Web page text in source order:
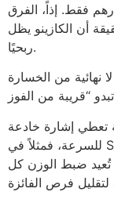
عائد متوسط 17 درهم، أي خسارة 1 درهم فقط. إذاً، الفرق
أن الكازينو يظل
ربحيًا.
نهائية من الخسارة
تعطي إشارة خادعة
للسرعة، فمثلاً في Starburst سرعة اللفات تجعل اللاعب يظن
تُعيد ضبط الوزن كل